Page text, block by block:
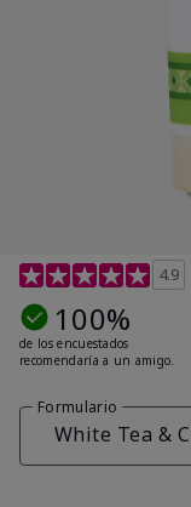
Calificación de 4.9
100%
de los encuestados
recomendaría a un amigo.
Formulario
White Tea &